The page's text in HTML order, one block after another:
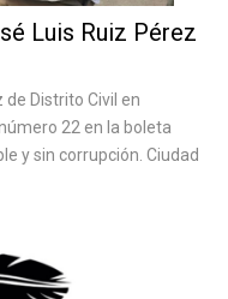
Luis Ruiz Pérez
Distrito Civil en
22 en la boleta
y sin corrupción. Ciudad